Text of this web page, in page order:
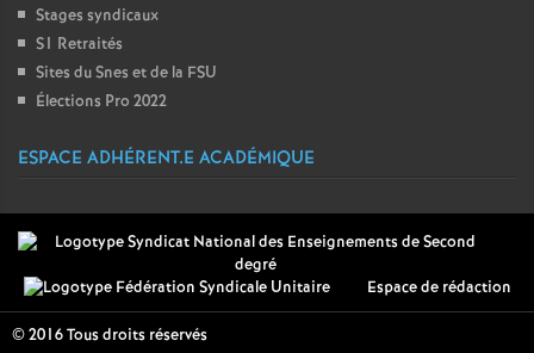
Stages syndicaux
S1 Retraités
Sites du Snes et de la FSU
Élections Pro 2022
ESPACE ADHÉRENT.E ACADÉMIQUE
Espace de rédaction
© 2016 Tous droits réservés